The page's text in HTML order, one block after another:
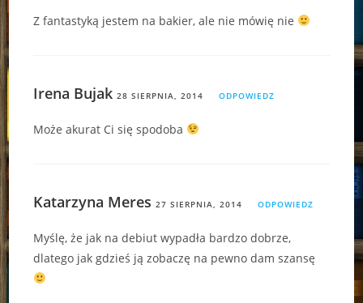
Z fantastyką jestem na bakier, ale nie mówię nie
Irena Bujak 28 SIERPNIA, 2014 ODPOWIEDZ
Może akurat Ci się spodoba
Katarzyna Meres 27 SIERPNIA, 2014 ODPOWIEDZ
Myślę, że jak na debiut wypadła bardzo dobrze,
dlatego jak gdzieś ją zobaczę na pewno dam szansę